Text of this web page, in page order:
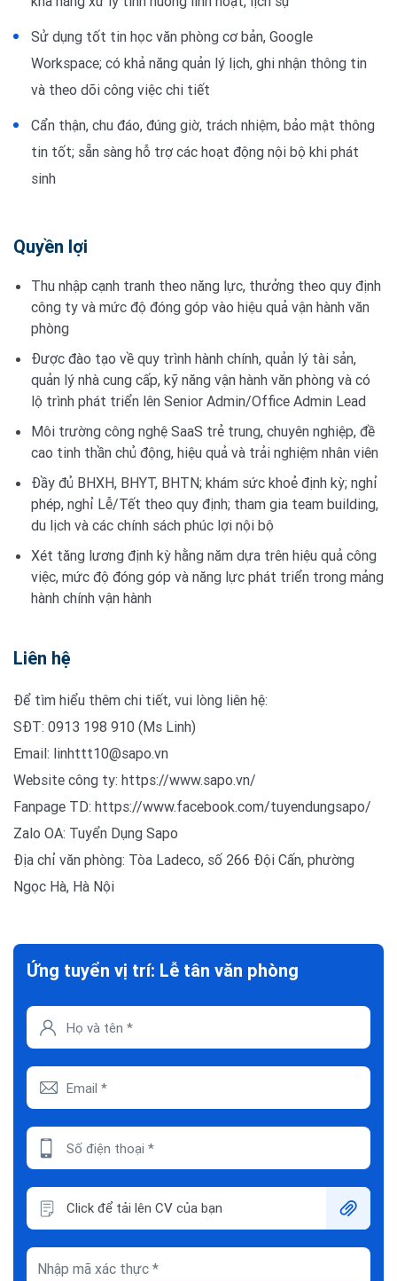
Sử dụng tốt tin học văn phòng cơ bản, Google
Workspace; có khả năng quản lý lịch, ghi nhận thông tin
và theo dõi công việc chi tiết
Cẩn thận, chu đáo, đúng giờ, trách nhiệm, bảo mật thông
tin tốt; sẵn sàng hỗ trợ các hoạt động nội bộ khi phát
sinh
Quyền lợi
Thu nhập cạnh tranh theo năng lực, thưởng theo quy định
công ty và mức độ đóng góp vào hiệu quả vận hành văn
phòng
Được đào tạo về quy trình hành chính, quản lý tài sản,
quản lý nhà cung cấp, kỹ năng vận hành văn phòng và có
lộ trình phát triển lên Senior Admin/Office Admin Lead
Môi trường công nghệ SaaS trẻ trung, chuyên nghiệp, đề
cao tinh thần chủ động, hiệu quả và trải nghiệm nhân viên
Đầy đủ BHXH, BHYT, BHTN; khám sức khoẻ định kỳ; nghỉ
phép, nghỉ Lễ/Tết theo quy định; tham gia team building,
du lịch và các chính sách phúc lợi nội bộ
Xét tăng lương định kỳ hằng năm dựa trên hiệu quả công
việc, mức độ đóng góp và năng lực phát triển trong mảng
hành chính vận hành
Liên hệ
Để tìm hiểu thêm chi tiết, vui lòng liên hệ:
SĐT: 0913 198 910 (Ms Linh)
Email: linhttt10@sapo.vn
Website công ty: https://www.sapo.vn/
Fanpage TD: https://www.facebook.com/tuyendungsapo/
Zalo OA: Tuyển Dụng Sapo
Địa chỉ văn phòng: Tòa Ladeco, số 266 Đội Cấn, phường
Ngọc Hà, Hà Nội
Ứng tuyển vị trí: Lễ tân văn phòng
Click để tải lên CV của bạn